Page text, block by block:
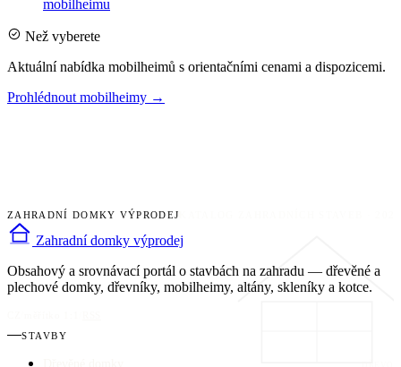
mobilheimu
Než vyberete
Aktuální nabídka mobilheimů s orientačními cenami a dispozicemi.
Prohlédnout mobilheimy →
ZAHRADNÍ DOMKY VÝPRODEJ
Zahradní domky výprodej
Obsahový a srovnávací portál o stavbách na zahradu — dřevěné a
plechové domky, dřevníky, mobilheimy, altány, skleníky a kotce.
STAVBY